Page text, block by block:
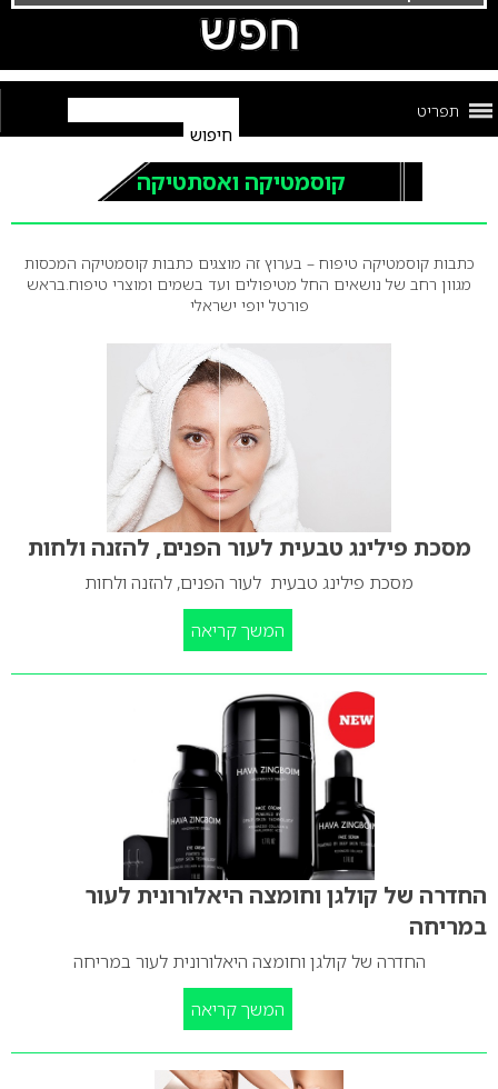
תפריט
קוסמטיקה ואסתטיקה
כתבות קוסמטיקה טיפוח – בערוץ זה מוצגים כתבות קוסמטיקה המכסות
מגוון רחב של נושאים החל מטיפולים ועד בשמים ומוצרי טיפוח.בראש
פורטל יופי ישראלי
מסכת פילינג טבעית לעור הפנים, להזנה ולחות
מסכת פילינג טבעית לעור הפנים, להזנה ולחות
המשך קריאה
החדרה של קולגן וחומצה היאלורונית לעור
במריחה
החדרה של קולגן וחומצה היאלורונית לעור במריחה
המשך קריאה